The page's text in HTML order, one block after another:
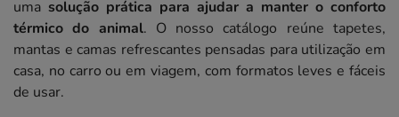
uma solução prática para ajudar a manter o conforto
térmico do animal. O nosso catálogo reúne tapetes,
mantas e camas refrescantes pensadas para utilização em
casa, no carro ou em viagem, com formatos leves e fáceis
de usar.